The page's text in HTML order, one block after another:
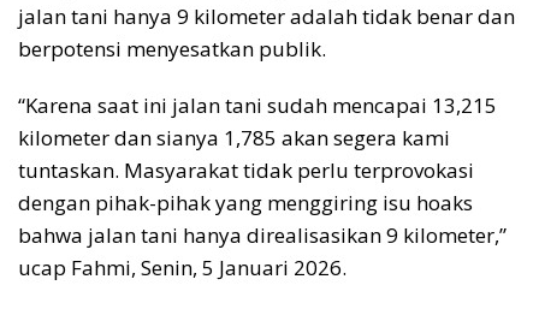
jalan tani hanya 9 kilometer adalah tidak benar dan
berpotensi menyesatkan publik.
“Karena saat ini jalan tani sudah mencapai 13,215
kilometer dan sianya 1,785 akan segera kami
tuntaskan. Masyarakat tidak perlu terprovokasi
dengan pihak-pihak yang menggiring isu hoaks
bahwa jalan tani hanya direalisasikan 9 kilometer,”
ucap Fahmi, Senin, 5 Januari 2026.